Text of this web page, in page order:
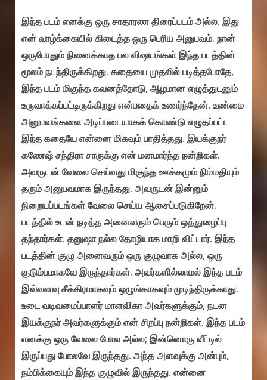
இந்த படம் எனக்கு ஒரு சாதாரண திரைப்படம் அல்ல. இது
என் வாழ்க்கையில் கிடைத்த ஒரு பெரிய அனுபவம். நான்
ஒருபோதும் நினைக்காத பல விஷயங்கள் இந்த படத்தின்
மூலம் நடந்திருக்கிறது. கதையை முதலில் படித்தபோதே,
இந்த படம் மிகுந்த கவனத்தோடு, ஆழமான எழுத்துடனும்
உருவாக்கப்பட்டிருக்கிறது என்பதைக் உணர்ந்தேன். உண்மை
அனுபவங்களை அடிப்படையாகக் கொண்டு எழுதப்பட்ட
இந்த கதையே என்னை மிகவும் பாதித்தது. இயக்குநர்
கணேஷ் சந்திரா சாருக்கு என் மனமார்ந்த நன்றிகள்.
அவருடன் வேலை செய்வது மிகுந்த ஊக்கமும் நிம்மதியும்
தரும் அனுபவமாக இருந்தது. அவருடன் இன்னும்
நிறையப்படங்கள் வேலை செய்ய ஆசைப்படுகிறேன்.
படத்தில் உடன் நடித்த அனைவரும் பெரும் ஒத்துழைப்பு
தந்தார்கள். தனுஷா நல்ல தோழியாக மாறி விட்டார். இந்த
படத்தின் குழு அனைவரும் ஒரு குழுவாக அல்ல, ஒரு
குடும்பமாகவே இருந்தார்கள். அவர்களில்லாமல் இந்த படம்
இவ்வளவு சீக்கிரமாகவும் ஒழுங்காகவும் முடிந்திருக்காது.
உடை வடிவமைப்பாளர் மாளவிகா அவர்களுக்கும், நடன
இயக்குநர் அவர்களுக்கும் என் சிறப்பு நன்றிகள். இந்த படம்
எனக்கு ஒரு வேலை போல அல்ல; இன்னொரு வீட்டில்
இருப்பது போலவே இருந்தது. அந்த அளவுக்கு அன்பும்,
நம்பிக்கையும் இந்த குழுவில் இருந்தது. என்னை